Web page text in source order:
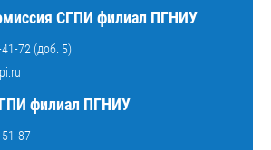
СГПИ филиал ПГНИУ
72 (доб. 5)
филиал ПГНИУ
87